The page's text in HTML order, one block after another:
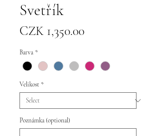
Svetřík
CZK 1,350.00Price
Barva *
Velikost *
Poznámka (optional)